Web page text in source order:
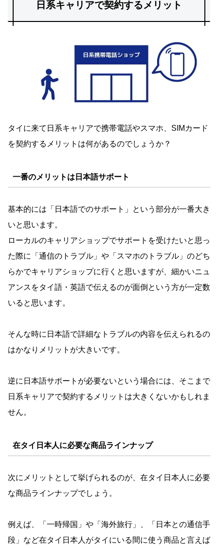
日系キャリアで契約するメリット
タイに来て日系キャリアで携帯電話やスマホ、SIMカード
を契約するメリットは何があるのでしょうか？
一番のメリットは日本語サポート
基本的には「日本語でのサポート」という部分が一番大き
いと思います。
ローカルのキャリアショップでサポートを受けたいと思っ
た際に「通信のトラブル」や「スマホのトラブル」のどち
らかでキャリアショップに行くと思いますが、細かいニュ
アンスをタイ語・英語で伝えるのが面倒という方が一定数
いると思います。
そんな時に日本語で詳細なトラブルの内容を伝えられるの
はかなりメリットが大きいです。
逆に日本語サポートが必要ないという場合には、そこまで
日系キャリアで契約するメリットは大きくないかもしれま
せん。
在タイ日本人に必要な商品ラインナップ
次にメリットとして挙げられるのが、在タイ日本人に必要
な商品ラインナップでしょう。
例えば、「一時帰国」や「海外旅行」、「日本との通信手
段」など在タイ日本人がタイにいる間に使う商品と言えば